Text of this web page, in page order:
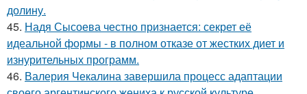
долину.
45. Надя Сысоева честно признается: секрет её
идеальной формы - в полном отказе от жестких диет и
изнурительных программ.
46. Валерия Чекалина завершила процесс адаптации